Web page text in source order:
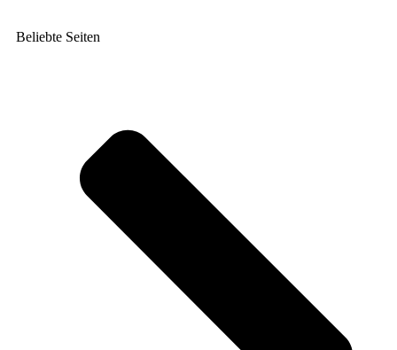
Beliebte Seiten